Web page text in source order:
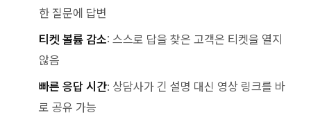
한 질문에 답변
티켓 볼륨 감소: 스스로 답을 찾은 고객은 티켓을 열지
않음
빠른 응답 시간: 상담사가 긴 설명 대신 영상 링크를 바
로 공유 가능